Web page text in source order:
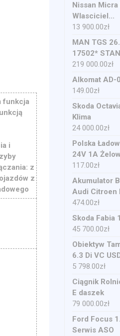
funkcja
i
z
z
Nissan
Wlasciciel...
13 900.00zł
MAN TGS
17502*
219 000.00zł
Alkomat AD-
149.00zł
Skoda
Klima
24 000.00zł
Polska
24V 1A
117.00zł
Akumulator
Audi Citroen
474.00zł
Skoda Fabia
45 700.00zł
Obiektyw
6.3 Di VC
5 798.00zł
Ciągnik
E daszek
79 000.00zł
Ford Focus
Serwis ASO